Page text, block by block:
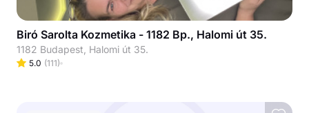
Biró Sarolta Kozmetika - 1182 Bp., Halomi út 35.
1182 Budapest, Halomi út 35.
5.0 (111)